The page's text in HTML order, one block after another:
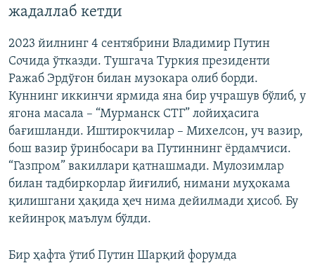
жадаллаб кетди
2023 йилнинг 4 сентябрини Владимир Путин
Сочида ўтказди. Тушгача Туркия президенти
Ражаб Эрдўғон билан музокара олиб борди.
Куннинг иккинчи ярмида яна бир учрашув бўлиб, у
ягона масала – “Мурманск СТГ” лойиҳасига
бағишланди. Иштирокчилар – Михелсон, уч вазир,
бош вазир ўринбосари ва Путиннинг ёрдамчиси.
“Газпром” вакиллари қатнашмади. Мулозимлар
билан тадбиркорлар йиғилиб, нимани муҳокама
қилишгани ҳақида ҳеч нима дейилмади ҳисоб. Бу
кейинроқ маълум бўлди.
Бир ҳафта ўтиб Путин Шарқий форумда